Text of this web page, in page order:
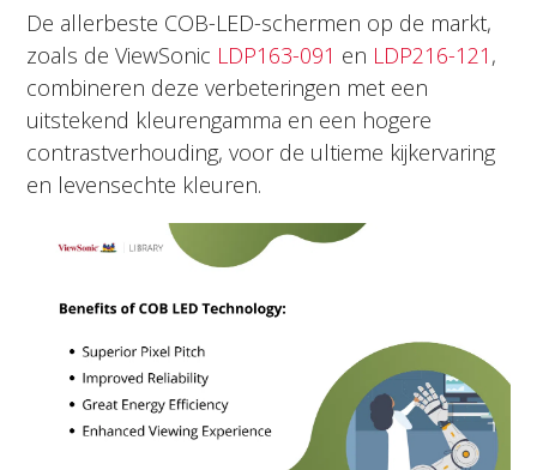
De allerbeste COB-LED-schermen op de markt,
zoals de ViewSonic LDP163-091 en LDP216-121 ,
combineren deze verbeteringen met een
uitstekend kleurengamma en een hogere
contrastverhouding, voor de ultieme kijkervaring
en levensechte kleuren.